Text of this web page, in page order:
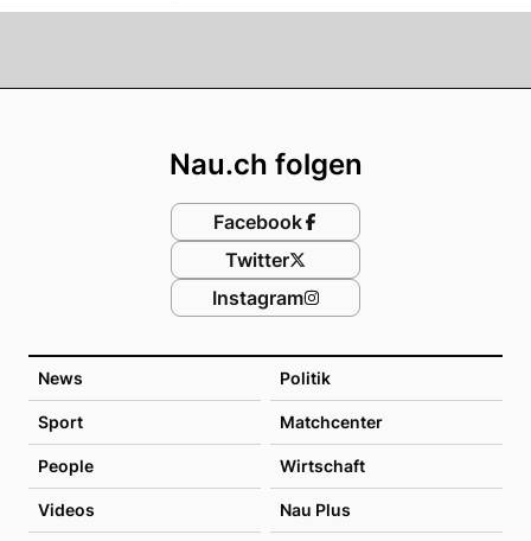
News Politik
Sport Matchcenter
People Wirtschaft
Videos Nau Plus
Nau.ch folgen
Facebook
Twitter
Instagram